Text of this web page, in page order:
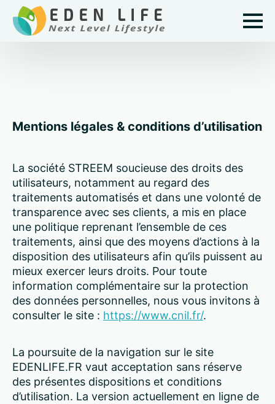
Mentions légales & conditions d’utilisation
La société STREEM soucieuse des droits des
utilisateurs, notamment au regard des
traitements automatisés et dans une volonté de
transparence avec ses clients, a mis en place
une politique reprenant l’ensemble de ces
traitements, ainsi que des moyens d’actions à la
disposition des utilisateurs afin qu’ils puissent au
mieux exercer leurs droits. Pour toute
information complémentaire sur la protection
des données personnelles, nous vous invitons à
consulter le site : https://www.cnil.fr/.
La poursuite de la navigation sur le site
EDENLIFE.FR vaut acceptation sans réserve
des présentes dispositions et conditions
d’utilisation. La version actuellement en ligne de